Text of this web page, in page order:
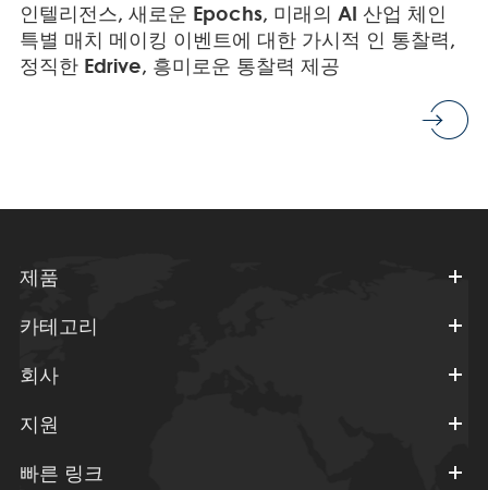
인텔리전스, 새로운 Epochs, 미래의 AI 산업 체인
특별 매치 메이킹 이벤트에 대한 가시적 인 통찰력,
정직한 Edrive, 흥미로운 통찰력 제공
제품
카테고리
회사
지원
빠른 링크